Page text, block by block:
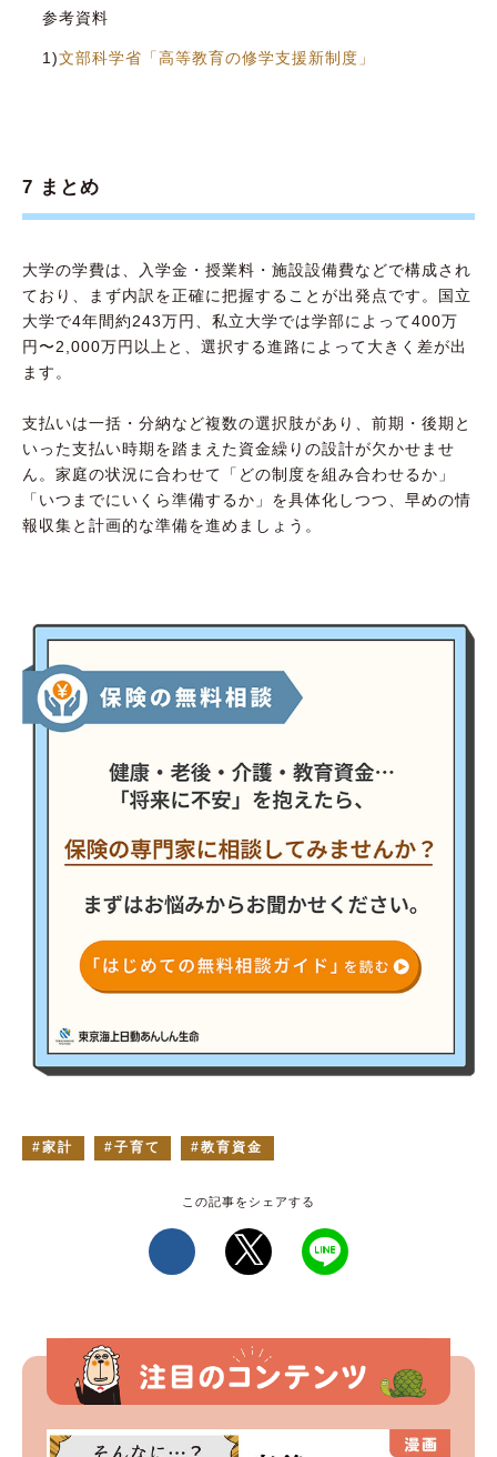
参考資料
1)文部科学省「高等教育の修学支援新制度」
7 まとめ
大学の学費は、入学金・授業料・施設設備費などで構成され
ており、まず内訳を正確に把握することが出発点です。国立
大学で4年間約243万円、私立大学では学部によって400万
円〜2,000万円以上と、選択する進路によって大きく差が出
ます。
支払いは一括・分納など複数の選択肢があり、前期・後期と
いった支払い時期を踏まえた資金繰りの設計が欠かせませ
ん。家庭の状況に合わせて「どの制度を組み合わせるか」
「いつまでにいくら準備するか」を具体化しつつ、早めの情
報収集と計画的な準備を進めましょう。
家計 子育て 教育資金